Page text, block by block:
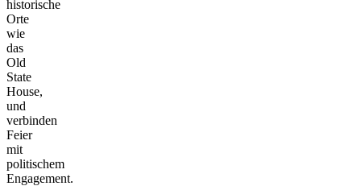
historische
Orte
wie
das
Old
State
House,
und
verbinden
Feier
mit
politischem
Engagement.